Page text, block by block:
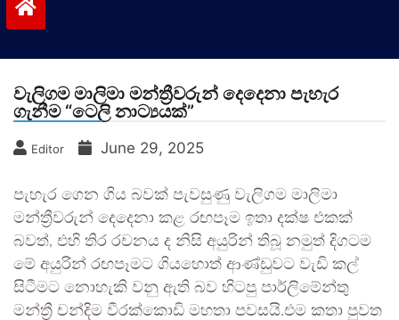
වැලිගම මාලිමා මන්ත්‍රීවරුන් දෙදෙනා පැහැර
ගැනීම “ටෙලි නාට්‍යයක්”
Editor June 29, 2025
පැහැර ගෙන ගිය බවක් පැවසුණු වැලිගම මාලිමා
මන්ත්‍රීවරුන් දෙදෙනා කළ රඟපෑම ඉතා දක්ෂ එකක්
බවත්, එහි තිර රචනය ද නිසි අයුරින් තිබූ නමුත් දිගටම
මේ අයුරින් රඟපෑමට ගියහොත් ආණ්ඩුවට වැඩි කල්
සිටීමට නොහැකි වනු ඇති බව හිටපු පාර්ලිමේන්තු
මන්ත්‍රී චන්දිම වීරක්කොඩි මහතා පවසයි.එම කතා පුවත